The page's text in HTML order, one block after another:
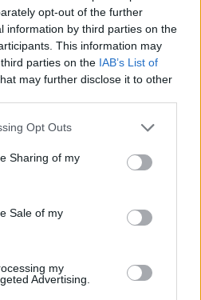
opt-out of the further
information by third parties on the
This information may
parties on the IAB’s List of
may further disclose it to other
app uses one or more Google
behaviour. You may click to
and its third-party tags to
purposes in below Google
Opt Outs
Sharing of my
Sale of my
my
Advertising.